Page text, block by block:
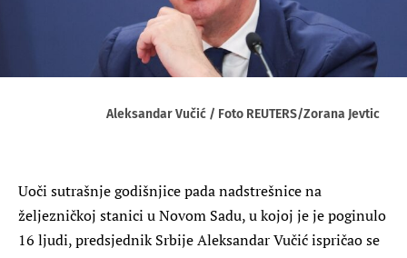
Aleksandar Vučić / Foto REUTERS/Zorana Jevtic
Uoči sutrašnje godišnjice pada nadstrešnice na
željezničkoj stanici u Novom Sadu, u kojoj je je poginulo
16 ljudi, predsjednik Srbije Aleksandar Vučić ispričao se